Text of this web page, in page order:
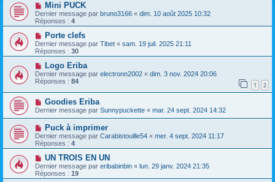
Mini PUCK
Dernier message par bruno3166 « dim. 10 août 2025 10:32
Réponses : 4
Porte clefs
Dernier message par Tibet « sam. 19 juil. 2025 21:11
Réponses : 30
Logo Eriba
Dernier message par electronn2002 « dim. 3 nov. 2024 20:06
Réponses : 84 1 2
Goodies Eriba
Dernier message par Sunnypuckette « mar. 24 sept. 2024 14:32
Puck à imprimer
Dernier message par Carabistouille54 « mer. 4 sept. 2024 11:17
Réponses : 4
UN TROIS EN UN
Dernier message par eribabinbin « lun. 29 janv. 2024 21:35
Réponses : 19